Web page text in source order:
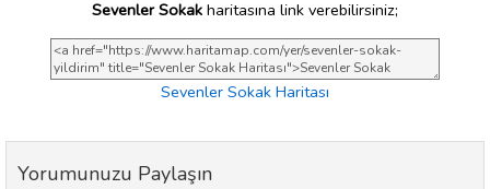
Sevenler Sokak haritasına link verebilirsiniz;
Sevenler Sokak Haritası
Yorumunuzu Paylaşın